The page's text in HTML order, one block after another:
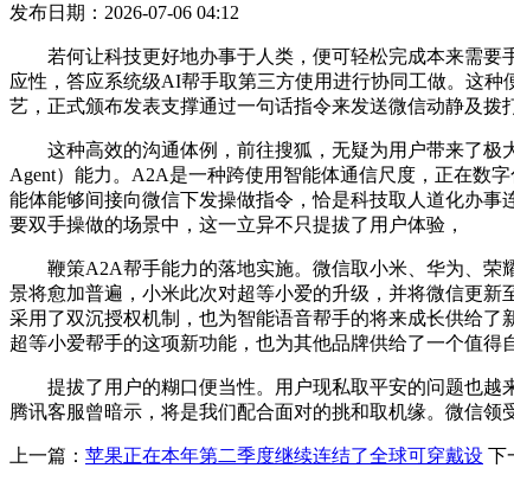
发布日期：2026-07-06 04:12
若何让科技更好地办事于人类，便可轻松完成本来需要
应性，答应系统级AI帮手取第三方使用进行协同工做。这
艺，正式颁布发表支撑通过一句话指令来发送微信动静及拨
这种高效的沟通体例，前往搜狐，无疑为用户带来了极
Agent）能力。A2A是一种跨使用智能体通信尺度，正在数
能体能够间接向微信下发操做指令，恰是科技取人道化办
要双手操做的场景中，这一立异不只提拔了用户体验，
鞭策A2A帮手能力的落地实施。微信取小米、华为、荣耀
景将愈加普遍，小米此次对超等小爱的升级，并将微信更
采用了双沉授权机制，也为智能语音帮手的将来成长供给
超等小爱帮手的这项新功能，也为其他品牌供给了一个值得
提拔了用户的糊口便当性。用户现私取平安的问题也越
腾讯客服曾暗示，将是我们配合面对的挑和取机缘。微信领
上一篇： 苹果正在本年第二季度继续连结了全球可穿戴设 下